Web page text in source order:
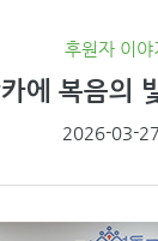
후원자 이야
에 복음의
2026-03-27